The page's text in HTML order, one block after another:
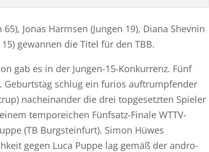
Jonas Harmsen (Jungen 19), Diana Shevnin
gewannen die Titel für den TBB.
gab es in der Jungen-15-Konkurrenz. Fünf
Geburtstag schlug ein furios auftrumpfender
nacheinander die drei topgesetzten Spieler
temporeichen Fünfsatz-Finale WTTV-
(TB Burgsteinfurt). Simon Hüwes
gegen Luca Puppe lag gemäß der andro-